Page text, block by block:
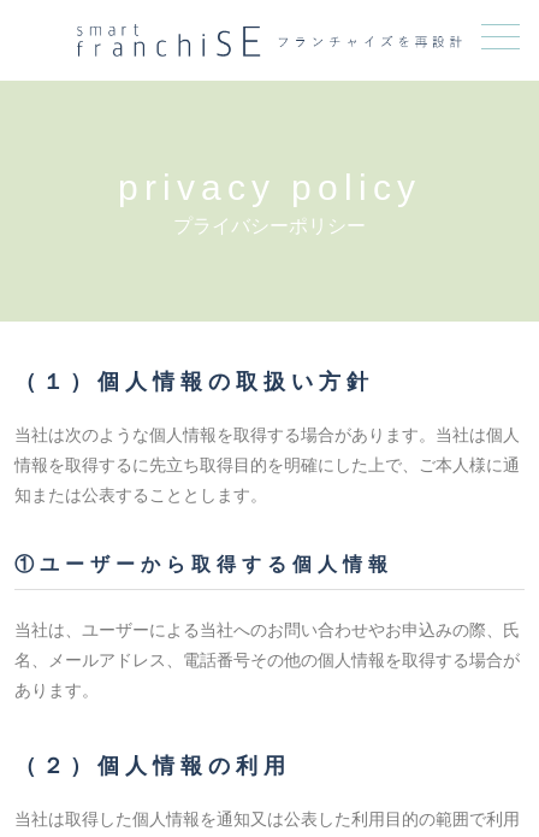
メニュー
privacy policy
プライバシーポリシー
（１）個人情報の取扱い方針
当社は次のような個人情報を取得する場合があります。当社は個人
情報を取得するに先立ち取得目的を明確にした上で、ご本人様に通
知または公表することとします。
①ユーザーから取得する個人情報
当社は、ユーザーによる当社へのお問い合わせやお申込みの際、氏
名、メールアドレス、電話番号その他の個人情報を取得する場合が
あります。
（２）個人情報の利用
当社は取得した個人情報を通知又は公表した利用目的の範囲で利用